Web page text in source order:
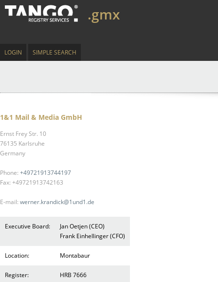
.gmx
LOGIN SIMPLE SEARCH
1&1 Mail & Media GmbH
Ernst Frey Str. 10
76135 Karlsruhe
Germany
Phone: +49721913744197
Fax: +49721913742163
E-mail: werner.krandick@1und1.de
Executive Board:
Jan Oetjen (CEO)
Frank Einhellinger (CFO)
Location: Montabaur
Register: HRB 7666